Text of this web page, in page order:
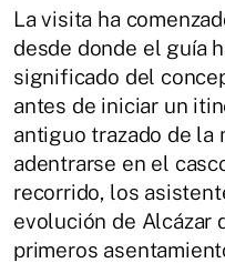
La visita ha
desde donde el guía
significado del
antes de iniciar un
antiguo trazado de la
adentrarse en el
recorrido, los
evolución de Alcázar
primeros